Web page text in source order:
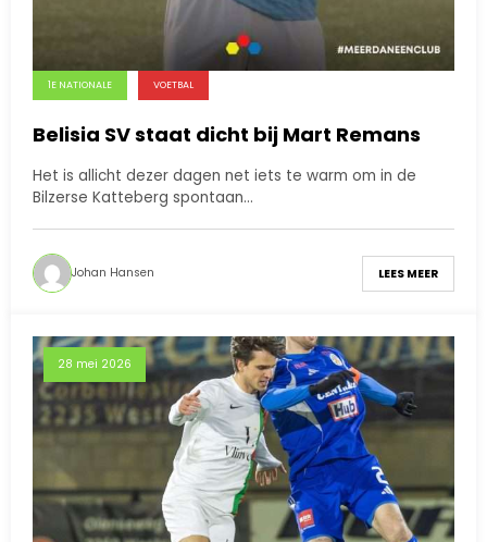
1E NATIONALE VOETBAL
Belisia SV staat dicht bij Mart Remans
Het is allicht dezer dagen net iets te warm om in de
Bilzerse Katteberg spontaan…
Johan Hansen LEES MEER
28 mei 2026